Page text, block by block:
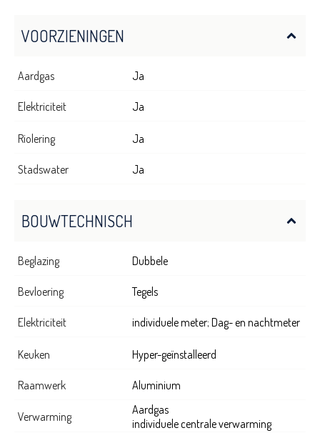
VOORZIENINGEN
Aardgas Ja
Elektriciteit Ja
Riolering Ja
Stadswater Ja
BOUWTECHNISCH
Beglazing Dubbele
Bevloering Tegels
Elektriciteit individuele meter; Dag- en nachtmeter
Keuken Hyper-geïnstalleerd
Raamwerk Aluminium
Verwarming
Aardgas
individuele centrale verwarming